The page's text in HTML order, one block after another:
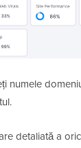
numele
detaliată a